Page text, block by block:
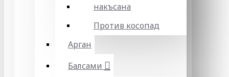
накъсана
Против косопад
Арган
Балсами